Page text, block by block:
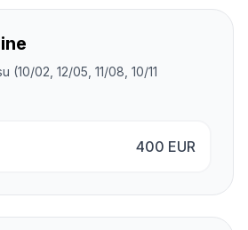
(10/02, 12/05, 11/08, 10/11
400 EUR